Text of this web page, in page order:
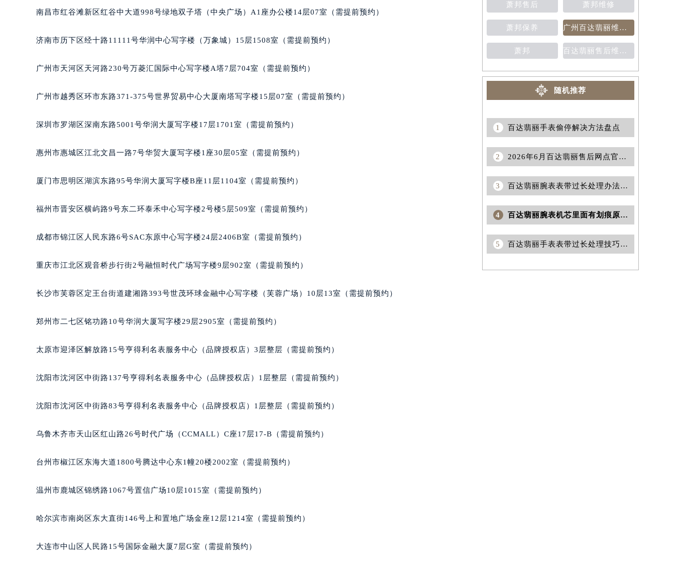
黑龙江省绥化市北林区新华街与康庄路交叉口百达翡丽售后服务中心（需提前预约）
吉林省白城市洮北区明仁南街百达翡丽售后服务中心（需提前预约）
吉林省吉林市船营区河南街百达翡丽售后服务中心（需提前预约）
吉林省梅河口市新华街道梅河大街百达翡丽售后服务中心（需提前预约）
吉林省松原市宁江区五环大街百达翡丽售后服务中心（需提前预约）
吉林省延边市延吉市解放路百达翡丽售后服务中心（需提前预约）
辽宁省本溪市平山区胜利路百达翡丽售后服务中心（需提前预约）
辽宁省丹东市振兴区七经街百达翡丽售后服务中心（需提前预约）
辽宁省阜新市海州区解放大街百达翡丽售后服务中心（需提前预约）
辽宁省锦州市古塔区中央大街百达翡丽售后服务中心（需提前预约）
辽宁省盘锦市兴隆台区石油大街百达翡丽售后服务中心（需提前预约）
辽宁省营口市站前区市府路与渤海大街交叉口百达翡丽售后服务中心（需提前预约）
辽宁省沈阳市沈河区中街路83号亨得利名表维修授权店1楼百达翡丽售后服务中心（需提前预约）
北京市东城区东长安街1号王府井东方广场W3座6层602室百达翡丽售后服务中心（需提前预约）
内蒙古自治区阿拉善盟市左旗土尔扈特大街百达翡丽售后服务中心（需提前预约）
内蒙古自治区包头市青山区幸福路甲3号王府井百货名表维修百达翡丽售后服务中心（需提前预约）
内蒙古自治区鄂尔多斯市东胜区伊金霍洛街百达翡丽售后服务中心（需提前预约）
内蒙古自治区通辽市科尔沁区明仁大街百达翡丽售后服务中心（需提前预约）
内蒙古自治区乌兰察布市集宁区恩和大街百达翡丽售后服务中心（需提前预约）
内蒙古自治区兴安盟市乌兰浩特市兴安大街百达翡丽售后服务中心（需提前预约）
南昌市红谷滩新区红谷中大道998号绿地双子塔（中央广场）A1座办公楼14层07室（需提前预约）
济南市历下区经十路11111号华润中心写字楼（万象城）15层1508室（需提前预约）
广州市天河区天河路230号万菱汇国际中心写字楼A塔7层704室（需提前预约）
广州市越秀区环市东路371-375号世界贸易中心大厦南塔写字楼15层07室（需提前预约）
深圳市罗湖区深南东路5001号华润大厦写字楼17层1701室（需提前预约）
惠州市惠城区江北文昌一路7号华贸大厦写字楼1座30层05室（需提前预约）
厦门市思明区湖滨东路95号华润大厦写字楼B座11层1104室（需提前预约）
福州市晋安区横屿路9号东二环泰禾中心写字楼2号楼5层509室（需提前预约）
成都市锦江区人民东路6号SAC东原中心写字楼24层2406B室（需提前预约）
重庆市江北区观音桥步行街2号融恒时代广场写字楼9层902室（需提前预约）
长沙市芙蓉区定王台街道建湘路393号世茂环球金融中心写字楼（芙蓉广场）10层13室（需提前预约）
郑州市二七区铭功路10号华润大厦写字楼29层2905室（需提前预约）
太原市迎泽区解放路15号亨得利名表服务中心（品牌授权店）3层整层（需提前预约）
沈阳市沈河区中街路137号亨得利名表服务中心（品牌授权店）1层整层（需提前预约）
沈阳市沈河区中街路83号亨得利名表服务中心（品牌授权店）1层整层（需提前预约）
乌鲁木齐市天山区红山路26号时代广场（CCMALL）C座17层17-B（需提前预约）
台州市椒江区东海大道1800号腾达中心东1幢20楼2002室（需提前预约）
温州市鹿城区锦绣路1067号置信广场10层1015室（需提前预约）
哈尔滨市南岗区东大直街146号上和置地广场金座12层1214室（需提前预约）
大连市中山区人民路15号国际金融大厦7层G室（需提前预约）
萧邦售后 萧邦维修
萧邦保养 广州百达翡丽维修保养售后中心
萧邦 百达翡丽售后维修保养费用价目表
随机推荐
1 百达翡丽手表偷停解决方法盘点
2 2026年6月百达翡丽售后网点官方更新第四版（含搬迁与新开店）
3 百达翡丽腕表表带过长处理办法盘点
4 百达翡丽腕表机芯里面有划痕原因是什么
5 百达翡丽手表表带过长处理技巧推荐